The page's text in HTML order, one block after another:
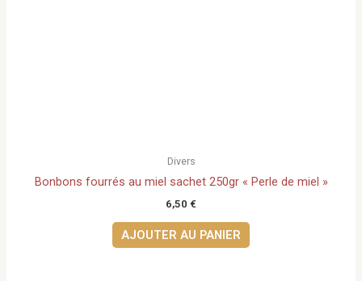
Divers
Bonbons fourrés au miel sachet 250gr « Perle de miel »
6,50 €
AJOUTER AU PANIER